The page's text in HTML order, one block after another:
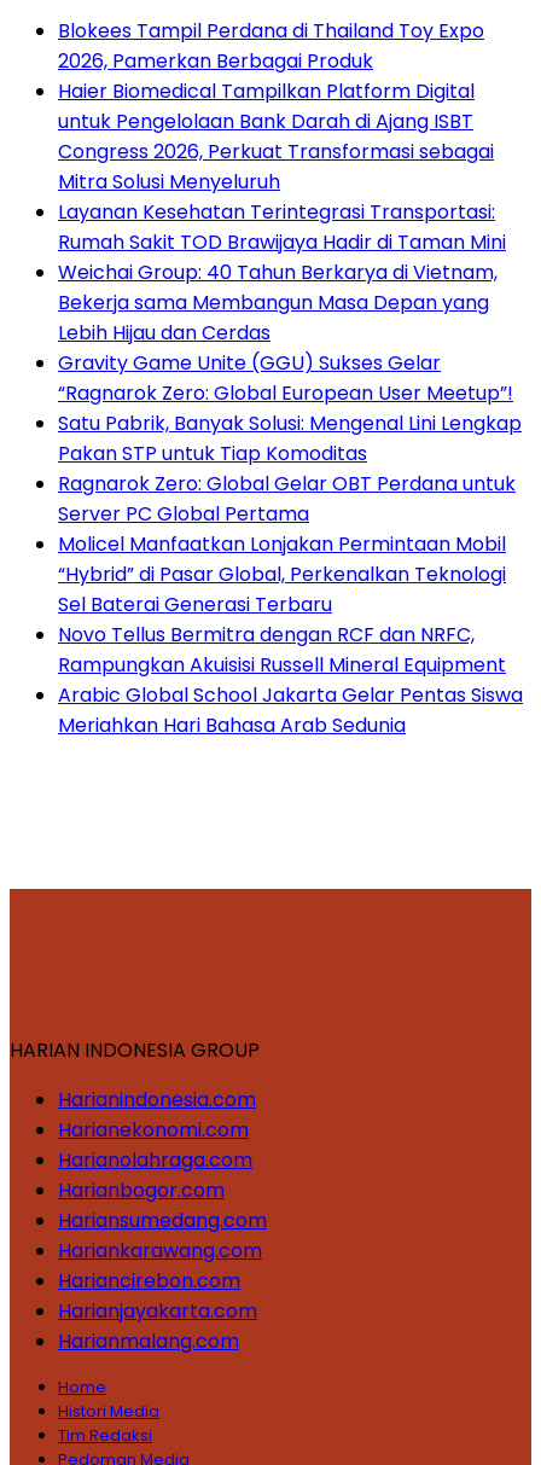
Blokees Tampil Perdana di Thailand Toy Expo
2026, Pamerkan Berbagai Produk
Haier Biomedical Tampilkan Platform Digital
untuk Pengelolaan Bank Darah di Ajang ISBT
Congress 2026, Perkuat Transformasi sebagai
Mitra Solusi Menyeluruh
Layanan Kesehatan Terintegrasi Transportasi:
Rumah Sakit TOD Brawijaya Hadir di Taman Mini
Weichai Group: 40 Tahun Berkarya di Vietnam,
Bekerja sama Membangun Masa Depan yang
Lebih Hijau dan Cerdas
Gravity Game Unite (GGU) Sukses Gelar
“Ragnarok Zero: Global European User Meetup”!
Satu Pabrik, Banyak Solusi: Mengenal Lini Lengkap
Pakan STP untuk Tiap Komoditas
Ragnarok Zero: Global Gelar OBT Perdana untuk
Server PC Global Pertama
Molicel Manfaatkan Lonjakan Permintaan Mobil
“Hybrid” di Pasar Global, Perkenalkan Teknologi
Sel Baterai Generasi Terbaru
Novo Tellus Bermitra dengan RCF dan NRFC,
Rampungkan Akuisisi Russell Mineral Equipment
Arabic Global School Jakarta Gelar Pentas Siswa
Meriahkan Hari Bahasa Arab Sedunia
HARIAN INDONESIA GROUP
Harianindonesia.com
Harianekonomi.com
Harianolahraga.com
Harianbogor.com
Hariansumedang.com
Hariankarawang.com
Hariancirebon.com
Harianjayakarta.com
Harianmalang.com
Home
Histori Media
Tim Redaksi
Pedoman Media